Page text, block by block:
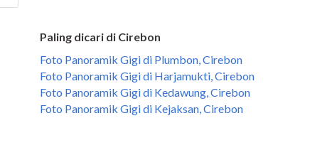
Paling dicari di Cirebon
Foto Panoramik Gigi di Plumbon, Cirebon
Foto Panoramik Gigi di Harjamukti, Cirebon
Foto Panoramik Gigi di Kedawung, Cirebon
Foto Panoramik Gigi di Kejaksan, Cirebon